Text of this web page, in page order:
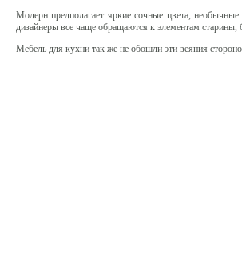
Модерн предполагает яркие сочные цвета,
дизайнеры все чаще обращаются к элементам
Мебель для кухни так же не обошли эти веяния